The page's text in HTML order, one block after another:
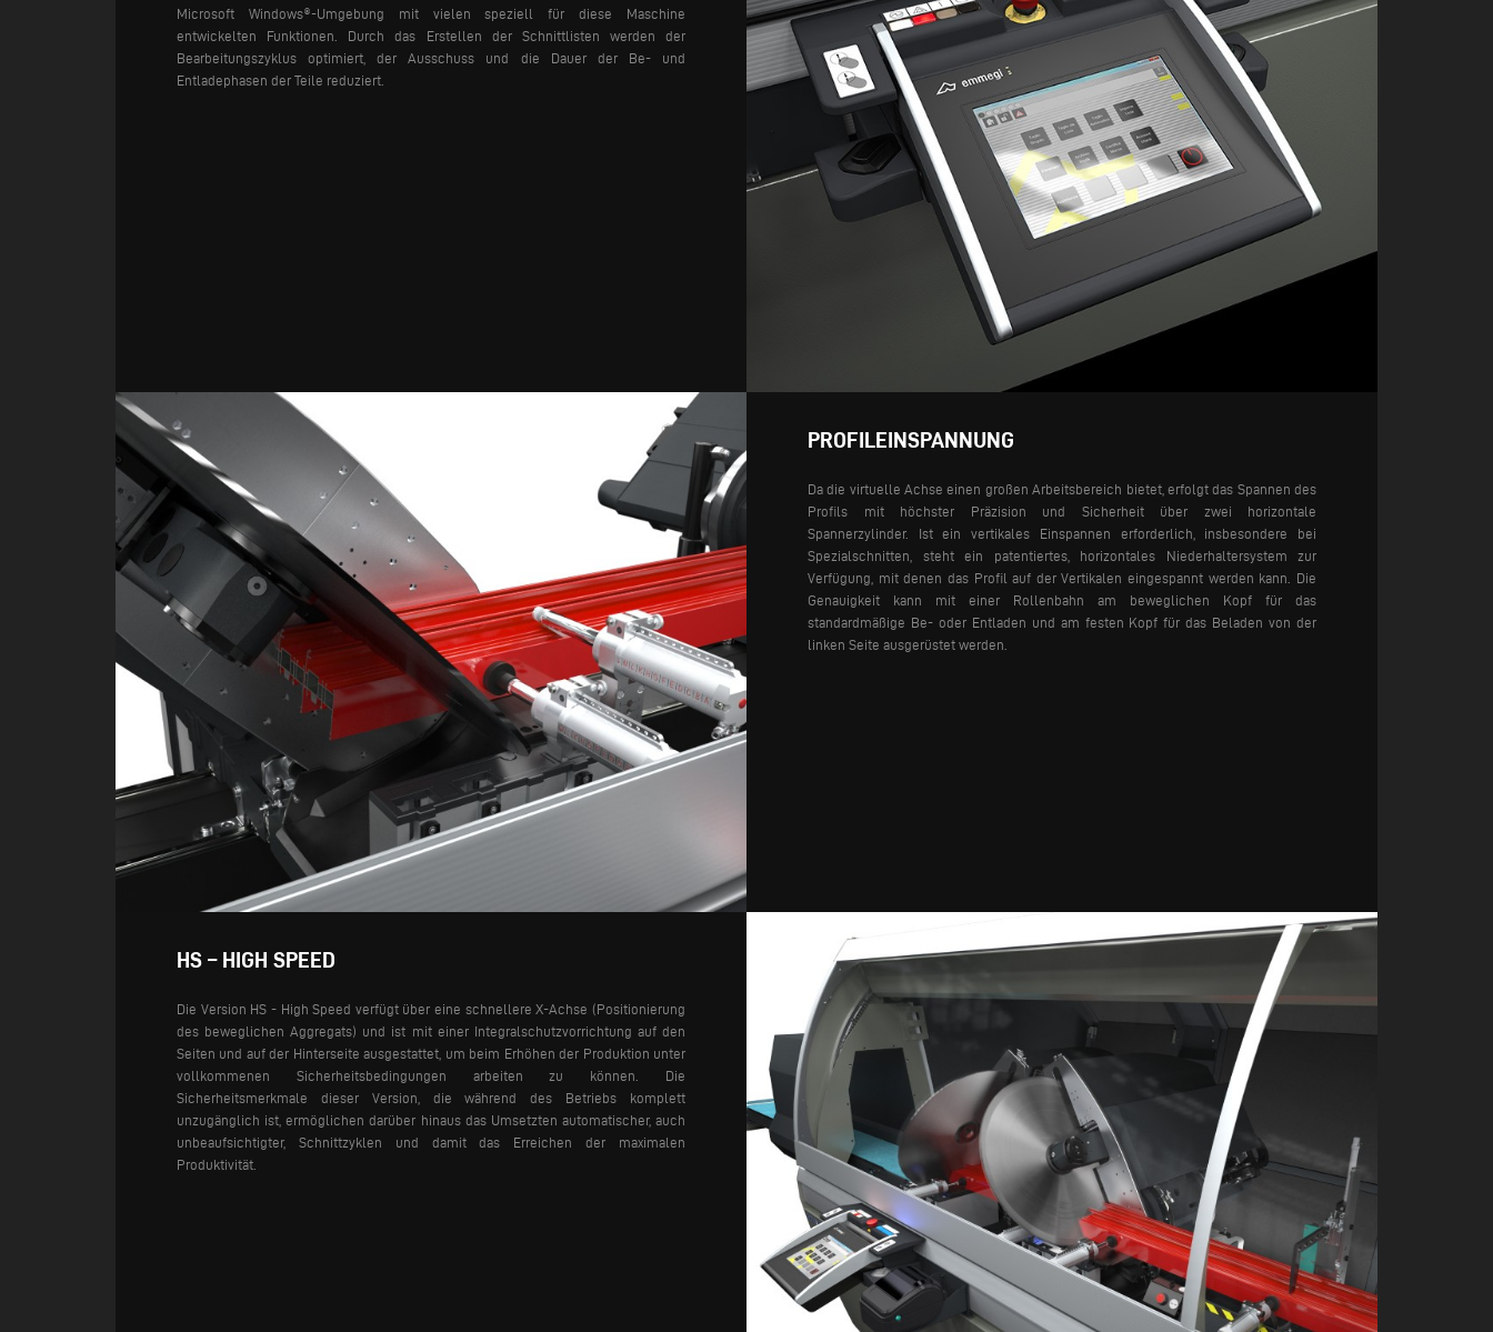
Microsoft Windows®-Umgebung mit vielen speziell für diese Maschine
entwickelten Funktionen. Durch das Erstellen der Schnittlisten werden der
Bearbeitungszyklus optimiert, der Ausschuss und die Dauer der Be- und
Entladephasen der Teile reduziert.
PROFILEINSPANNUNG
Da die virtuelle Achse einen großen Arbeitsbereich bietet, erfolgt das Spannen des
Profils mit höchster Präzision und Sicherheit über zwei horizontale
Spannerzylinder. Ist ein vertikales Einspannen erforderlich, insbesondere bei
Spezialschnitten, steht ein patentiertes, horizontales Niederhaltersystem zur
Verfügung, mit denen das Profil auf der Vertikalen eingespannt werden kann.
Die
Genauigkeit kann mit einer Rollenbahn am beweglichen Kopf für das
standardmäßige Be- oder Entladen und am festen Kopf für das Beladen von der
linken Seite ausgerüstet werden.
HS – HIGH SPEED
Die Version HS - High Speed verfügt über eine schnellere X-Achse (Positionierung
des beweglichen Aggregats) und ist mit einer Integralschutzvorrichtung auf den
Seiten und auf der Hinterseite ausgestattet, um beim Erhöhen der Produktion unter
vollkommenen Sicherheitsbedingungen arbeiten zu können. Die
Sicherheitsmerkmale dieser Version, die während des Betriebs komplett
unzugänglich ist, ermöglichen darüber hinaus das Umsetzten automatischer, auch
unbeaufsichtigter, Schnittzyklen und damit das Erreichen der maximalen
Produktivität.